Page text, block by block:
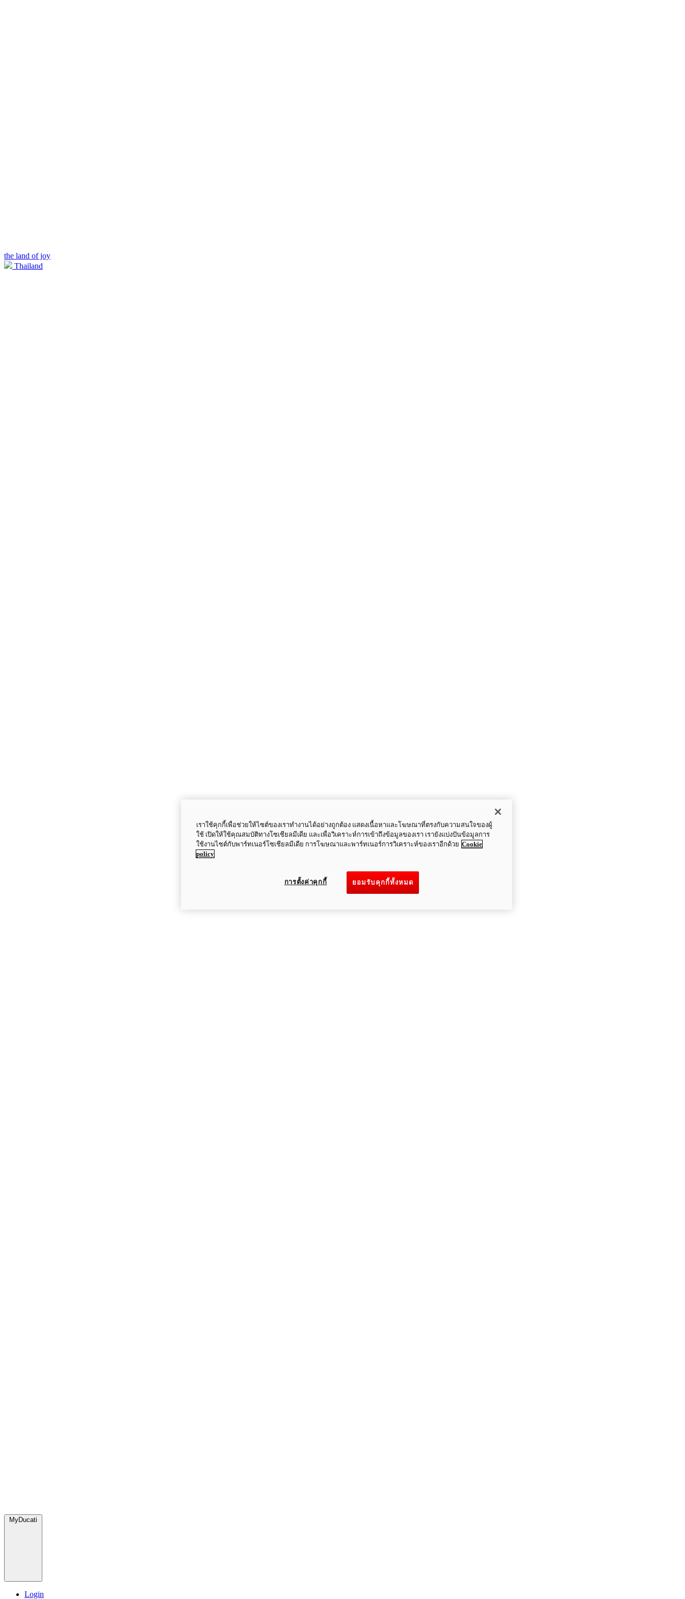
the land of joy
Thailand
MyDucati
Login
เราใช้คุกกี้เพื่อช่วยให้ไซต์ของเราทำงานได้อย่างถูกต้อง แสดงเนื้อหาและโฆษณาที่ตรงกับความสนใจของผู้
ใช้ เปิดให้ใช้คุณสมบัติทางโซเชียลมีเดีย และเพื่อวิเคราะห์การเข้าถึงข้อมูลของเรา เรายังแบ่งปันข้อมูลการ
ใช้งานไซต์กับพาร์ทเนอร์โซเชียลมีเดีย การโฆษณาและพาร์ทเนอร์การวิเคราะห์ของเราอีกด้วย Cookie
policy
ยอมรับคุกกี้ทั้งหมด
การตั้งค่าคุกกี้